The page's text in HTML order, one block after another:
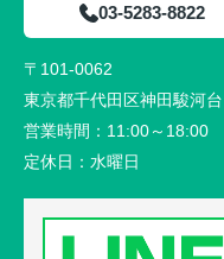
03-5283-8822
〒101-0062
東京都千代田区神田駿河
営業時間： 11:00～18:00
定休日： 水曜日